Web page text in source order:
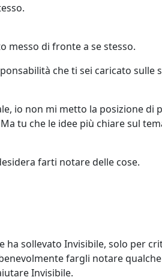
messo di fronte a se stesso.
che ti sei caricato
io non mi metto la posizione
tu che le idee più chiare sul
farti notare delle cose.
sollevato Invisibile, solo per
fargli notare
Invisibile.